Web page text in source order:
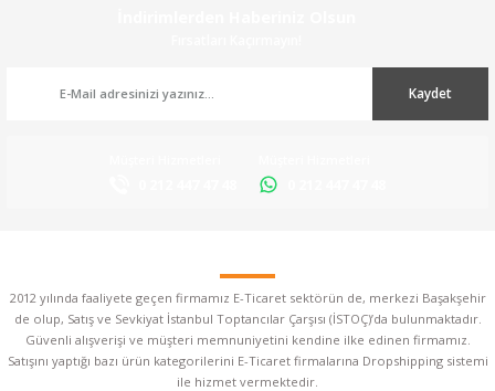
Kaydet
2012 yılında faaliyete geçen firmamız E-Ticaret sektörün de, merkezi Başakşehir
de olup, Satış ve Sevkiyat İstanbul Toptancılar Çarşısı (İSTOÇ)’da bulunmaktadır.
Güvenli alışverişi ve müşteri memnuniyetini kendine ilke edinen firmamız.
Satışını yaptığı bazı ürün kategorilerini E-Ticaret firmalarına Dropshipping sistemi
ile hizmet vermektedir.